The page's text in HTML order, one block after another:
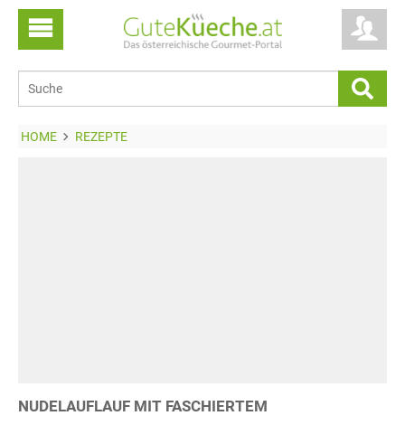
HOME REZEPTE
NUDELAUFLAUF MIT FASCHIERTEM